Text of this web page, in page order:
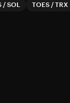
/SOL TOES /TRX